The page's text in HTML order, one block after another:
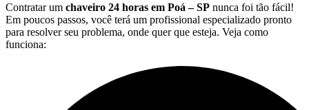
Contratar um chaveiro 24 horas em Poá – SP nunca foi tão fácil!
Em poucos passos, você terá um profissional especializado pronto
para resolver seu problema, onde quer que esteja. Veja como
funciona: